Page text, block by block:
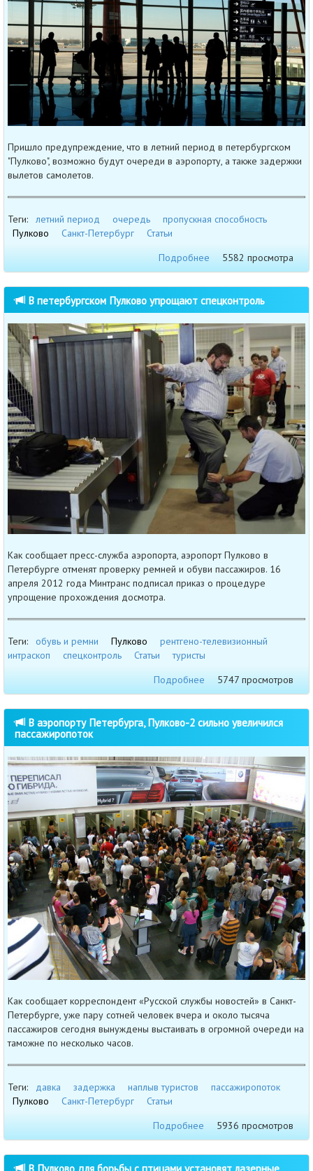
Пришло предупреждение, что в летний период в петербургском
"Пулково", возможно будут очереди в аэропорту, а также задержки
вылетов самолетов.
Теги: летний период очередь
пропускная способность
Пулково
Санкт-Петербург
Статьи
Подробнее
5582 просмотра
В петербургском Пулково упрощают спецконтроль
Как сообщает пресс-служба аэропорта, аэропорт Пулково в
Петербурге отменят проверку ремней и обуви пассажиров. 16
апреля 2012 года Минтранс подписал приказ о процедуре
упрощение прохождения досмотра.
Теги: обувь и ремни Пулково
рентгено-телевизионный
интраскоп
спецконтроль Статьи
туристы
Подробнее
5747 просмотров
В аэропорту Петербурга, Пулково-2 сильно увеличился
пассажиропоток
Как сообщает корреспондент «Русской службы новостей» в Санкт-
Петербурге, уже пару сотней человек вчера и около тысяча
пассажиров сегодня вынуждены выстаивать в огромной очереди на
таможне по несколько часов.
Теги: давка задержка наплыв туристов
пассажиропоток
Пулково
Санкт-Петербург
Статьи
Подробнее
5936 просмотров